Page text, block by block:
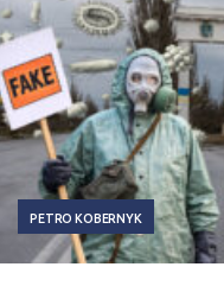
PETRO KOBERNYK